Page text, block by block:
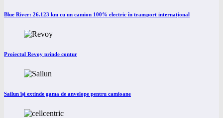
Blue River: 26.123 km cu un camion 100% electric în transport internațional
Proiectul Revoy prinde contur
Sailun își extinde gama de anvelope pentru camioane